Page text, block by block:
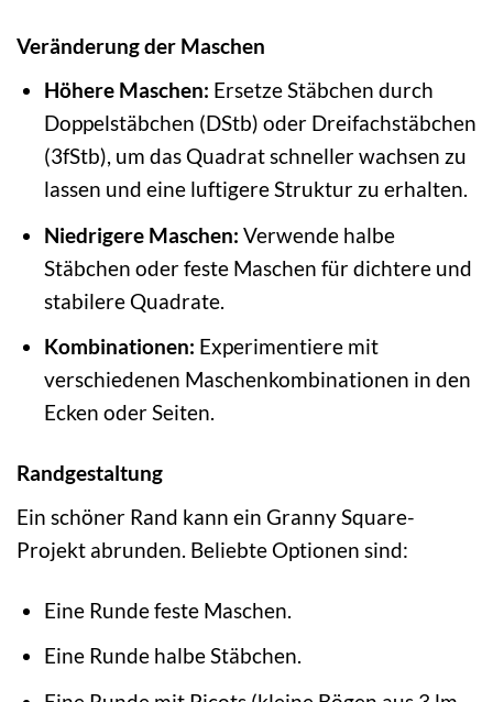
Veränderung der Maschen
Höhere Maschen: Ersetze Stäbchen durch
Doppelstäbchen (DStb) oder Dreifachstäbchen
(3fStb), um das Quadrat schneller wachsen zu
lassen und eine luftigere Struktur zu erhalten.
Niedrigere Maschen: Verwende halbe
Stäbchen oder feste Maschen für dichtere und
stabilere Quadrate.
Kombinationen: Experimentiere mit
verschiedenen Maschenkombinationen in den
Ecken oder Seiten.
Randgestaltung
Ein schöner Rand kann ein Granny Square-
Projekt abrunden. Beliebte Optionen sind:
Eine Runde feste Maschen.
Eine Runde halbe Stäbchen.